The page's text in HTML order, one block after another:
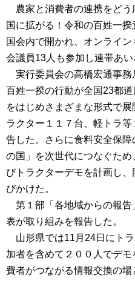
農家と消費者の連携をどう
国に拡がる！令和の百姓一揆
国会内で開かれ、オンライ
会議員13人も参加し連帯あい
実行委員会の高橋宏通事務
百姓一揆の行動が全国23都
をはじめさまざまな形式で
ラクター１１７台、軽トラ
告した。さらに食料安全保
の国」を次世代につなぐた
びトラクターデモを計画し
びかけた。
第１部「各地域からの報告
表が取り組みを報告した。
山形県では11月24日にト
加者を含めて２００人でデ
費者がつながる情報交換の